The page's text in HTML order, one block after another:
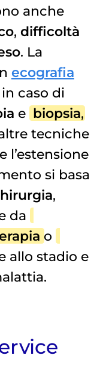
anche
, difficoltà
. La
ecografia
caso di
e biopsia,
tecniche
l’estensione
si basa
,
da
o
allo stadio e